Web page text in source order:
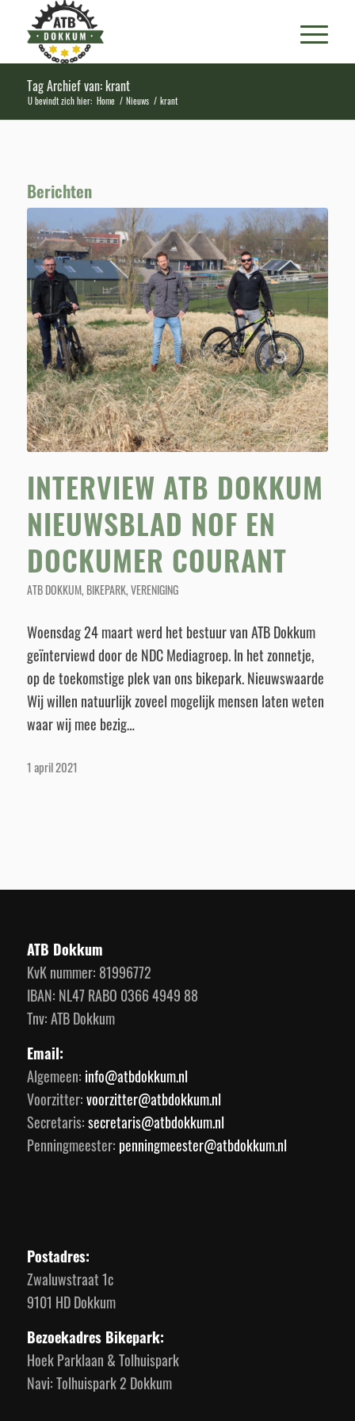
Tag Archief van: krant
U bevindt zich hier: Home / Nieuws / krant
Berichten
INTERVIEW ATB DOKKUM
NIEUWSBLAD NOF EN
DOCKUMER COURANT
ATB DOKKUM, BIKEPARK,VERENIGING
Woensdag 24 maart werd het bestuur van ATB Dokkum
geïnterviewd door de NDC Mediagroep. In het zonnetje,
op de toekomstige plek van ons bikepark. Nieuwswaarde
Wij willen natuurlijk zoveel mogelijk mensen laten weten
waar wij mee bezig…
1 april 2021
ATB Dokkum
KvK nummer: 81996772
IBAN: NL47 RABO 0366 4949 88
Tnv: ATB Dokkum
Email:
Algemeen: info@atbdokkum.nl
Voorzitter:voorzitter@atbdokkum.nl
Secretaris:secretaris@atbdokkum.nl
Penningmeester: penningmeester@atbdokkum.nl
Postadres:
Zwaluwstraat 1c
9101 HD Dokkum
Bezoekadres Bikepark:
Hoek Parklaan & Tolhuispark
Navi: Tolhuispark 2 Dokkum